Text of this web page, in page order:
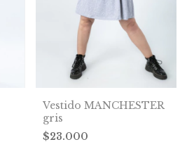
Vestido MANCHESTER
gris
$23.000